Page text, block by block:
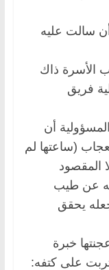
سالت عليه
الأسرة ذاك
فريق
أن
(ساعتها لم
المقصود
عن طيب
يحقق
خبرة
على كتفه: